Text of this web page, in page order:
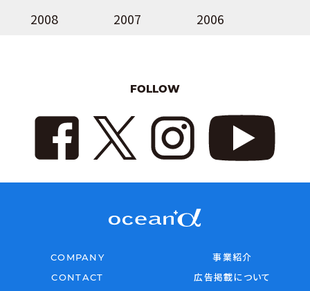
2008
2007 2006
FOLLOW
COMPANY
事業紹介
CONTACT
広告掲載について